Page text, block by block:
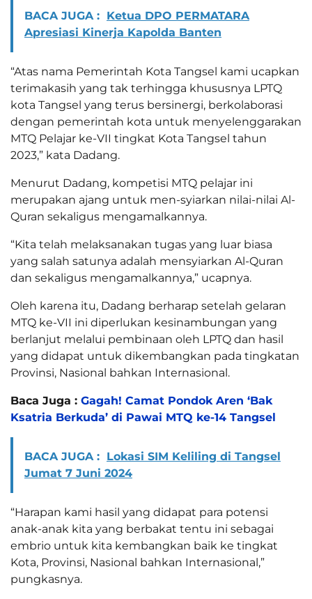
BACA JUGA : Ketua DPO PERMATARA
Apresiasi Kinerja Kapolda Banten
“Atas nama Pemerintah Kota Tangsel kami ucapkan
terimakasih yang tak terhingga khususnya LPTQ
kota Tangsel yang terus bersinergi, berkolaborasi
dengan pemerintah kota untuk menyelenggarakan
MTQ Pelajar ke-VII tingkat Kota Tangsel tahun
2023,” kata Dadang.
Menurut Dadang, kompetisi MTQ pelajar ini
merupakan ajang untuk men-syiarkan nilai-nilai Al-
Quran sekaligus mengamalkannya.
“Kita telah melaksanakan tugas yang luar biasa
yang salah satunya adalah mensyiarkan Al-Quran
dan sekaligus mengamalkannya,” ucapnya.
Oleh karena itu, Dadang berharap setelah gelaran
MTQ ke-VII ini diperlukan kesinambungan yang
berlanjut melalui pembinaan oleh LPTQ dan hasil
yang didapat untuk dikembangkan pada tingkatan
Provinsi, Nasional bahkan Internasional.
Baca Juga : Gagah! Camat Pondok Aren ‘Bak
Ksatria Berkuda’ di Pawai MTQ ke-14 Tangsel
BACA JUGA : Lokasi SIM Keliling di Tangsel
Jumat 7 Juni 2024
“Harapan kami hasil yang didapat para potensi
anak-anak kita yang berbakat tentu ini sebagai
embrio untuk kita kembangkan baik ke tingkat
Kota, Provinsi, Nasional bahkan Internasional,”
pungkasnya.